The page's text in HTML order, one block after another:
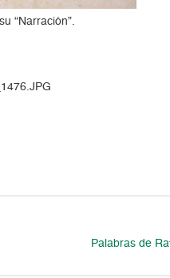
“Narración”.
Palabras de